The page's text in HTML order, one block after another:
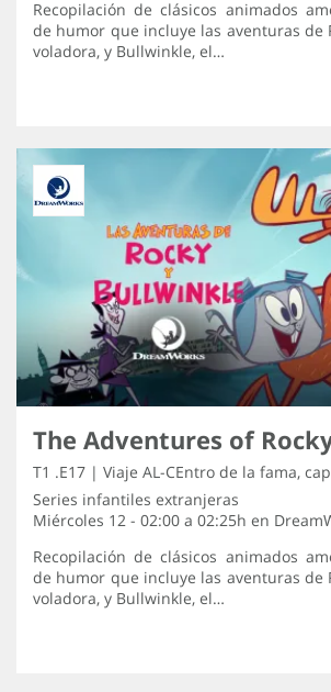
Recopilación de clásicos animados
de humor que incluye las aventuras de
voladora, y Bullwinkle, el…
T1 .E17 | Viaje AL-CEntro de la fama,
Series infantiles extranjeras
Miércoles 12 - 02:00 a 02:25h en
Recopilación de clásicos animados
de humor que incluye las aventuras de
voladora, y Bullwinkle, el…